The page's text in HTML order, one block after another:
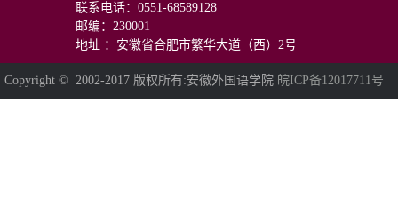
联系电话：0551-68589128
邮编：230001
地址 ：安徽省合肥市繁华大道（西）2号
Copyright © 2002-2017 版权所有:安徽外国语学院 皖ICP备12017711号